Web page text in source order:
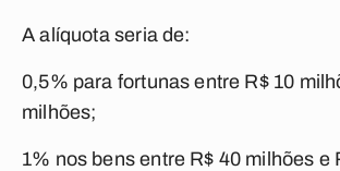
A alíquota seria de:
0,5% para fortunas entre R$ 10
milhões;
1% nos bens entre R$ 40 milhões e